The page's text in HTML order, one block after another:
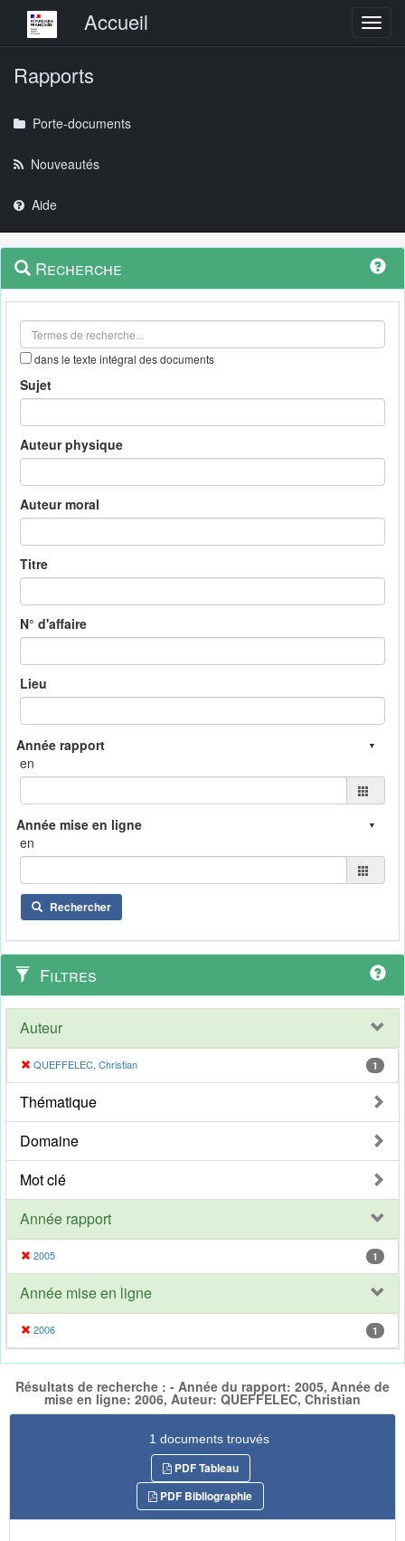
Menu principalAccueil
Rapports
Porte-documents
Nouveautés
Aide
Navigation
outils
Menu
contextuel
Recherche
dans le texte intégral des documents
Sujet
Auteur physique
Auteur moral
Titre
N° d'affaire
Lieu
en
en
Rechercher
Filtres
Auteur
QUEFFELEC, Christian 1
Thématique
Domaine
Mot clé
Année rapport
2005 1
Année mise en ligne
2006 1
Résultats de recherche : - Année du rapport: 2005, Année de
mise en ligne: 2006, Auteur: QUEFFELEC, Christian
1 documents trouvés
PDF Tableau
PDF Bibliographie